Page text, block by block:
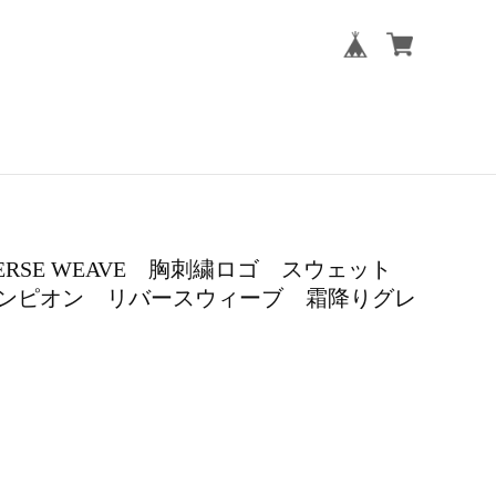
WEAVE 胸刺繍ロゴ スウェット
ピオン リバースウィーブ 霜降りグレ